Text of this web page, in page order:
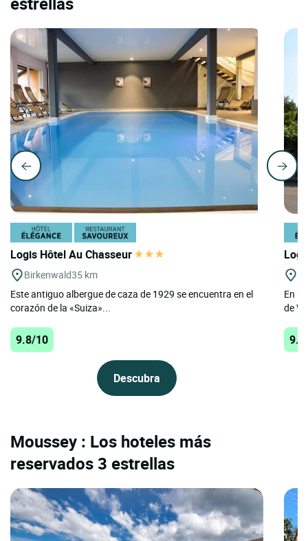
Logis Hôtel Au Chasseur
Birkenwald35 km
Este antiguo albergue de caza de 1929 se encuentra en el
corazón de la «Suiza»...
9.8/10
Descubra
En
de
Moussey : Los hoteles más
reservados 3 estrellas